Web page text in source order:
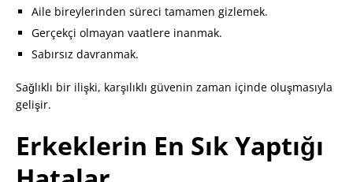
Aile bireylerinden süreci tamamen gizlemek.
Gerçekçi olmayan vaatlere inanmak.
Sabırsız davranmak.
Sağlıklı bir ilişki, karşılıklı güvenin zaman içinde oluşmasıyla
gelişir.
Erkeklerin En Sık Yaptığı